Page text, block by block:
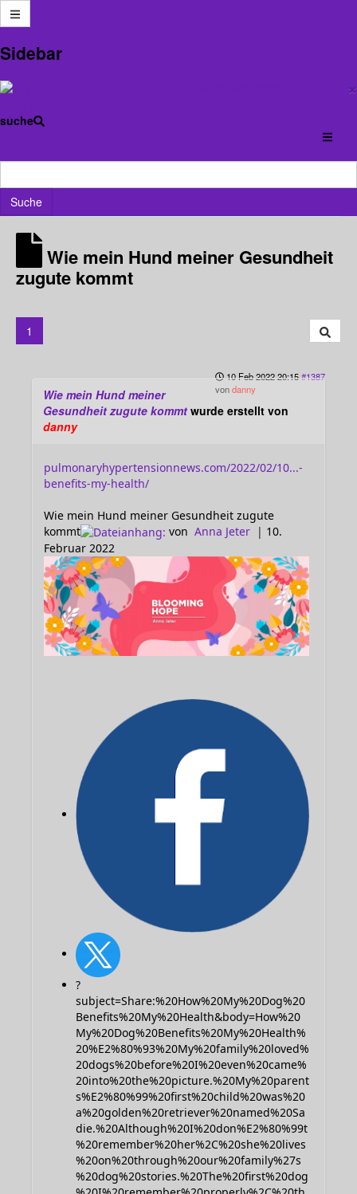
Sidebar
×
suche
Suche
Wie mein Hund meiner Gesundheit zugute kommt
×
Medizinisches, Medikamente etc. stellt sie in diesem Forum
Wie mein Hund meiner Gesundheit
zugute kommt
1
10 Feb 2022 20:15#1387
vondanny
Wie mein Hund meiner
Gesundheit zugute kommt wurde erstellt von
danny
pulmonaryhypertensionnews.com/2022/02/10...-
benefits-my-health/
Wie mein Hund meiner Gesundheit zugute
kommt
von Anna Jeter | 10.
Februar 2022
?
subject=Share:%20How%20My%20Dog%20
Benefits%20My%20Health&body=How%20
My%20Dog%20Benefits%20My%20Health%
20%E2%80%93%20My%20family%20loved%
20dogs%20before%20I%20even%20came%
20into%20the%20picture.%20My%20parent
s%E2%80%99%20first%20child%20was%20
a%20golden%20retriever%20named%20Sa
die.%20Although%20I%20don%E2%80%99t
%20remember%20her%2C%20she%20lives
%20on%20through%20our%20family%27s
%20dog%20stories.%20The%20first%20dog